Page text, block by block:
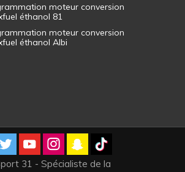
moteur conversion
éthanol 81
moteur conversion
éthanol Albi
31 - Spécialiste de la